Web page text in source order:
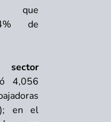
que
de
sector
4,056
en el